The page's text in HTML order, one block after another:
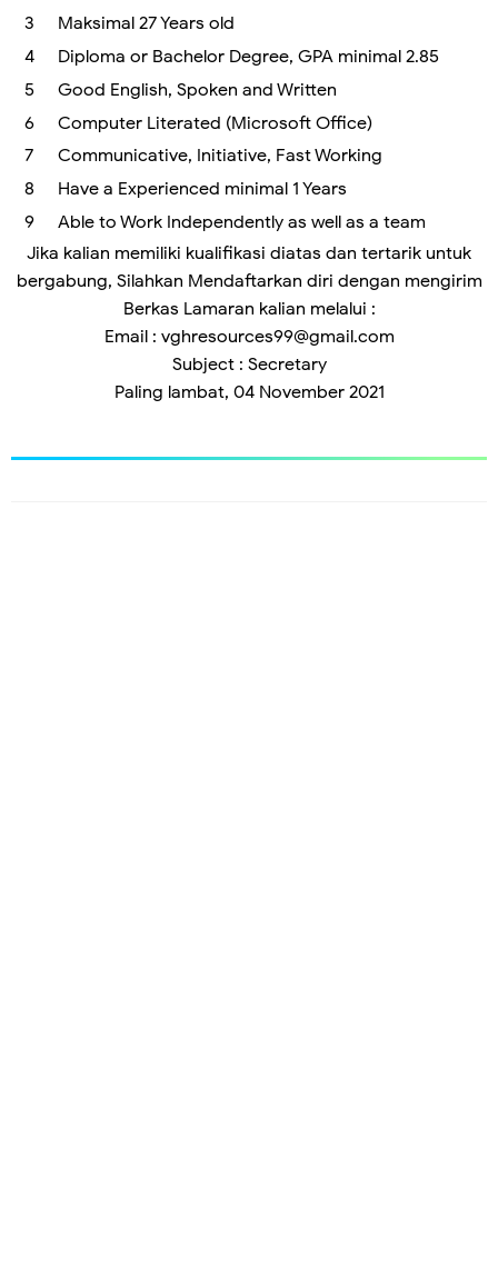
Maksimal 27 Years old
Diploma or Bachelor Degree, GPA minimal 2.85
Good English, Spoken and Written
Computer Literated (Microsoft Office)
Communicative, Initiative, Fast Working
Have a Experienced minimal 1 Years
Able to Work Independently as well as a team
Jika kalian memiliki kualifikasi diatas dan tertarik untuk
bergabung, Silahkan Mendaftarkan diri dengan mengirim
Berkas Lamaran kalian melalui :
Email : vghresources99@gmail.com
Subject : Secretary
Paling lambat, 04 November 2021